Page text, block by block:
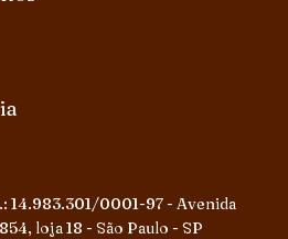
14.983.301/0001-97 - Avenida
loja 18 - São Paulo - SP